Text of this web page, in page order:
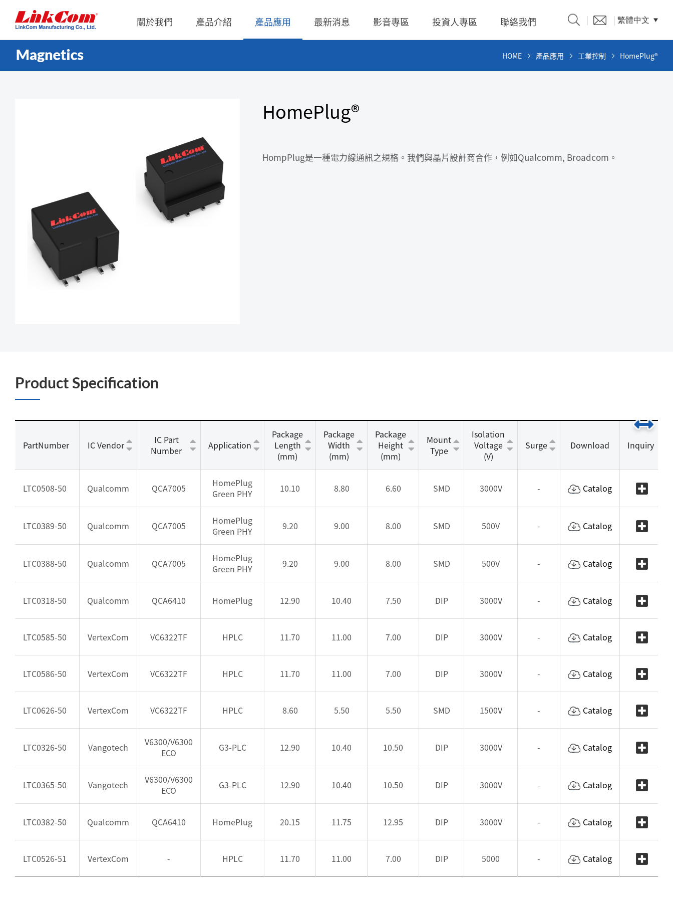
關於我們 產品介紹
雜訊抑制磁性元件
射頻磁性元件
平板變壓器
Qi2.0 TX 發射模組
Qi1.x TX 發射模組
Qi1.x RX 接收模組
LED Driver
Meter
Wall Switch
產品應用 最新消息 影音專區 投資人專區
獨立董事溝通情形
法說會
通管道與回應
聯絡我們 繁體中文
HOME 產品應用 工業控制 HomePlug®
HomePlug®
HompPlug是一種電力線通訊之規格。我們與晶片設計商合作，例如Qualcomm, Broadcom。
Product Specification
PartNumber IC Vendor
IC Part
Number
Application
Package
Length
(mm)
Package
Width
(mm)
Package
Height
(mm)
Mount
Type
Isolation
Voltage
(V)
Surge Download Inquiry
LTC0508-50 Qualcomm QCA7005
HomePlug
Green PHY
10.10 8.80 6.60 SMD 3000V - Catalog
LTC0389-50 Qualcomm QCA7005
HomePlug
Green PHY
9.20 9.00 8.00 SMD 500V - Catalog
LTC0388-50 Qualcomm QCA7005
HomePlug
Green PHY
9.20 9.00 8.00 SMD 500V - Catalog
LTC0318-50 Qualcomm QCA6410 HomePlug 12.90 10.40 7.50 DIP 3000V - Catalog
LTC0585-50 VertexCom VC6322TF HPLC 11.70 11.00 7.00 DIP 3000V - Catalog
LTC0586-50 VertexCom VC6322TF HPLC 11.70 11.00 7.00 DIP 3000V - Catalog
LTC0626-50 VertexCom VC6322TF HPLC 8.60 5.50 5.50 SMD 1500V - Catalog
LTC0326-50 Vangotech
V6300/V6300
ECO
G3-PLC 12.90 10.40 10.50 DIP 3000V - Catalog
LTC0365-50 Vangotech
V6300/V6300
ECO
G3-PLC 12.90 10.40 10.50 DIP 3000V - Catalog
LTC0382-50 Qualcomm QCA6410 HomePlug 20.15 11.75 12.95 DIP 3000V - Catalog
LTC0526-51 VertexCom - HPLC 11.70 11.00 7.00 DIP 5000 - Catalog